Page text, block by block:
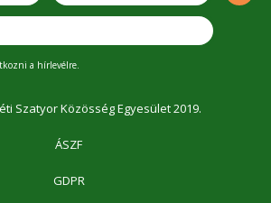
a hírlevélre.
Szatyor Közösség Egyesület 2019.
ÁSZF
GDPR